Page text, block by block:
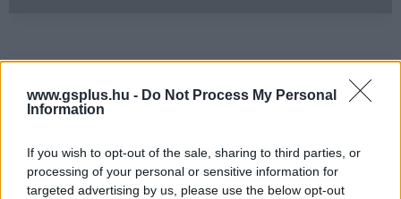
www.gsplus.hu - Do Not Process My Personal
Information
If you wish to opt-out of the sale, sharing to third parties, or
processing of your personal or sensitive information for
targeted advertising by us, please use the below opt-out
resynced
#ubisoft
Assassin's Creed Black Flag